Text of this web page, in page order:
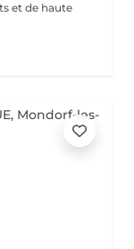
et de haute